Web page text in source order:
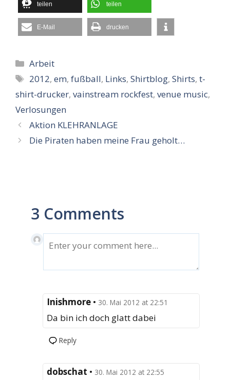
teilen teilen
E-Mail drucken
Kategorien
Arbeit
Schlagwörter
2012,em,fußball, Links,Shirtblog,Shirts,t-
shirt-drucker, vainstream rockfest, venue music,
Verlosungen
Aktion KLEHRANLAGE
Die Piraten haben meine Frau geholt…
3 Comments
Inishmore • 30. Mai 2012 at 22:51
Da bin ich doch glatt dabei
Reply
dobschat • 30. Mai 2012 at 22:55